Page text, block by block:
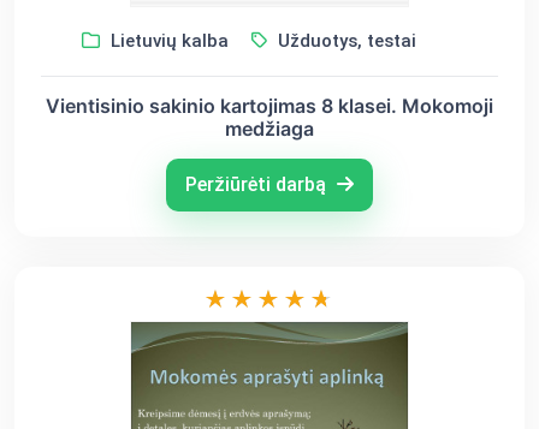
Lietuvių kalba Užduotys, testai
Vientisinio sakinio kartojimas 8 klasei. Mokomoji
medžiaga
Peržiūrėti darbą